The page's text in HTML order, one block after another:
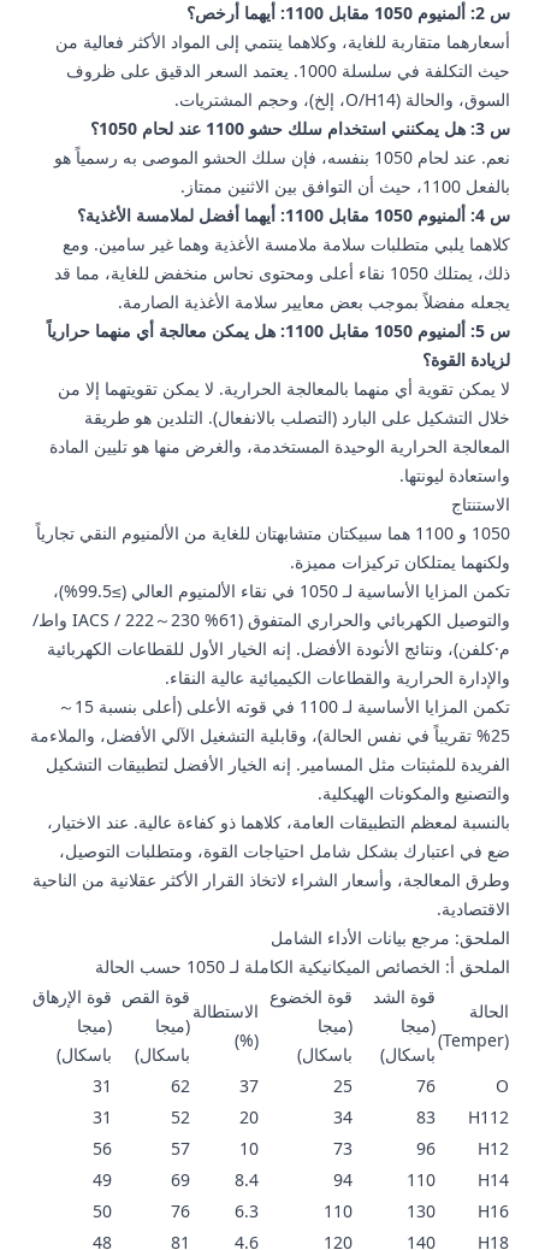
س 2: ألمنيوم 1050 مقابل 1100: أيهما أرخص؟
أسعارهما متقاربة للغاية، وكلاهما ينتمي إلى المواد الأكثر فعالية من
حيث التكلفة في سلسلة 1000. يعتمد السعر الدقيق على ظروف
السوق، والحالة (O/H14، إلخ)، وحجم المشتريات.
س 3: هل يمكنني استخدام سلك حشو 1100 عند لحام 1050؟
نعم. عند لحام 1050 بنفسه، فإن سلك الحشو الموصى به رسمياً هو
بالفعل 1100، حيث أن التوافق بين الاثنين ممتاز.
س 4: ألمنيوم 1050 مقابل 1100: أيهما أفضل لملامسة الأغذية؟
كلاهما يلبي متطلبات سلامة ملامسة الأغذية وهما غير سامين. ومع
ذلك، يمتلك 1050 نقاء أعلى ومحتوى نحاس منخفض للغاية، مما قد
يجعله مفضلاً بموجب بعض معايير سلامة الأغذية الصارمة.
س 5: ألمنيوم 1050 مقابل 1100: هل يمكن معالجة أي منهما حرارياً
لزيادة القوة؟
لا يمكن تقوية أي منهما بالمعالجة الحرارية. لا يمكن تقويتهما إلا من
خلال التشكيل على البارد (التصلب بالانفعال). التلدين هو طريقة
المعالجة الحرارية الوحيدة المستخدمة، والغرض منها هو تليين المادة
واستعادة ليونتها.
الاستنتاج
1050 و 1100 هما سبيكتان متشابهتان للغاية من الألمنيوم النقي تجارياً
ولكنهما يمتلكان تركيزات مميزة.
تكمن المزايا الأساسية لـ 1050 في نقاء الألمنيوم العالي (≥99.5%)،
والتوصيل الكهربائي والحراري المتفوق (61% IACS / 222～230 واط/
م·كلفن)، ونتائج الأنودة الأفضل. إنه الخيار الأول للقطاعات الكهربائية
والإدارة الحرارية والقطاعات الكيميائية عالية النقاء.
تكمن المزايا الأساسية لـ 1100 في قوته الأعلى (أعلى بنسبة 15～
25% تقريباً في نفس الحالة)، وقابلية التشغيل الآلي الأفضل، والملاءمة
الفريدة للمثبتات مثل المسامير. إنه الخيار الأفضل لتطبيقات التشكيل
والتصنيع والمكونات الهيكلية.
بالنسبة لمعظم التطبيقات العامة، كلاهما ذو كفاءة عالية. عند الاختيار،
ضع في اعتبارك بشكل شامل احتياجات القوة، ومتطلبات التوصيل،
وطرق المعالجة، وأسعار الشراء لاتخاذ القرار الأكثر عقلانية من الناحية
الاقتصادية.
الملحق: مرجع بيانات الأداء الشامل
الملحق أ: الخصائص الميكانيكية الكاملة لـ 1050 حسب الحالة
الحالة
(Temper)
قوة الشد
(ميجا
باسكال)
قوة الخضوع
(ميجا
باسكال)
الاستطالة
(%)
قوة القص
(ميجا
باسكال)
قوة الإرهاق
(ميجا
باسكال)
O
76
25
37
62
31
H112
83
34
20
52
31
H12
96
73
10
57
56
H14
110
94
8.4
69
49
H16
130
110
6.3
76
50
H18
140
120
4.6
81
48